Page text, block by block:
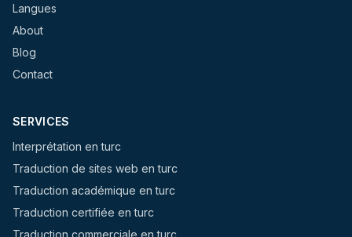
Langues
About
Blog
Contact
SERVICES
Interprétation en turc
Traduction de sites web en turc
Traduction académique en turc
Traduction certifiée en turc
Traduction commerciale en turc